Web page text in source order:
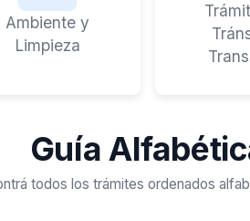
Ambiente y
Limpieza
Guía
todos los trámites ordenados